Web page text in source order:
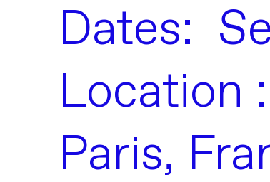
Dates:
Location
Paris,